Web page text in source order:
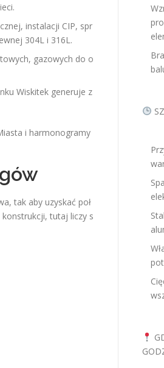
instalacji CIP, spr
304L i 316L.
gazowych do o
Wiskitek generuje z
i harmonogramy
tak aby uzyskać poł
tutaj liczy s